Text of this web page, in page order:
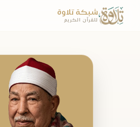
شبكة تلاوة
للقرآن الكريم